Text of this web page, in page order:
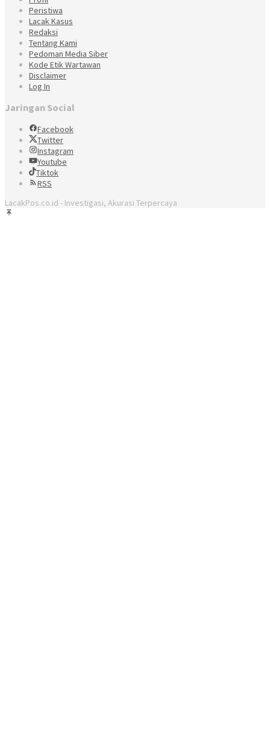
Peristiwa
Lacak Kasus
Redaksi
Tentang Kami
Pedoman Media Siber
Kode Etik Wartawan
Disclaimer
Log In
Jaringan Social
Facebook
Twitter
Instagram
Youtube
Tiktok
RSS
LacakPos.co.id - Investigasi, Akurasi Terpercaya